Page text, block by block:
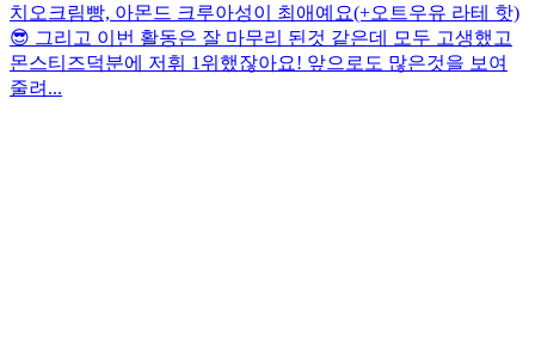
치오크림빵, 아몬드 크루아성이 최애예요(+오트우유 라테 핫)
😎 그리고 이번 활동은 잘 마무리 된것 같은데 모두 고생했고
몬스티즈덕분에 저휘 1위했잖아요! 앞으로도 많은것을 보여
줄려...